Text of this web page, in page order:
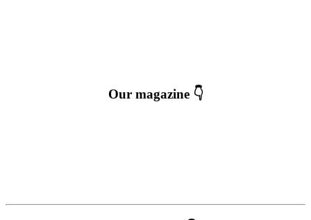
Our magazine 👇